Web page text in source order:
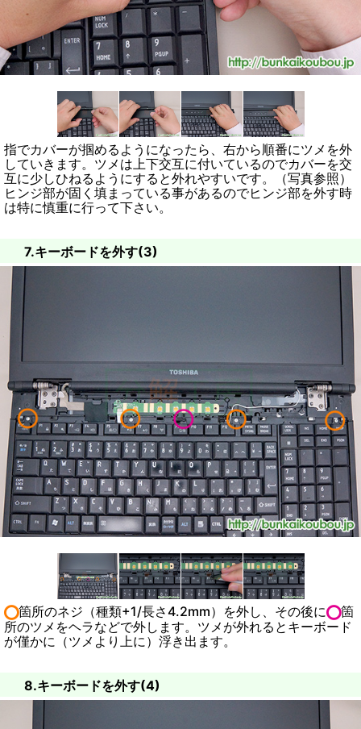
指でカバーが掴めるようになったら、右から順番にツメを外
していきます。ツメは上下交互に付いているのでカバーを交
互に少しひねるようにすると外れやすいです。（写真参照）
ヒンジ部が固く填まっている事があるのでヒンジ部を外す時
は特に慎重に行って下さい。
7.キーボードを外す(3)
箇所のネジ（種類+1/長さ4.2mm）を外し、その後に
箇
所のツメをヘラなどで外します。ツメが外れるとキーボード
が僅かに（ツメより上に）浮き出ます。
8.キーボードを外す(4)